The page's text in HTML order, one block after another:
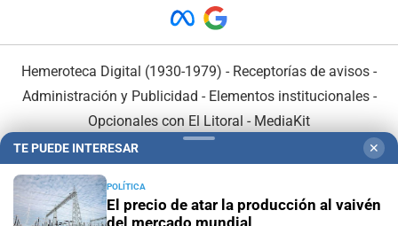
Hemeroteca Digital (1930-1979) - Receptorías de avisos -
Administración y Publicidad - Elementos institucionales-
Opcionales con El Litoral - MediaKit
TE PUEDE INTERESAR ✕
POLÍTICA
El precio de atar la producción al vaivén
del mercado mundial